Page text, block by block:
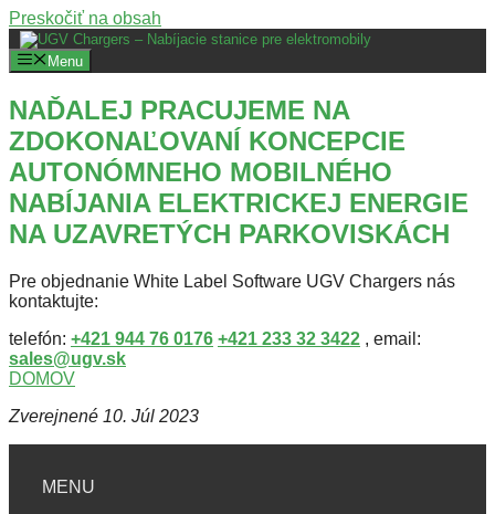
Preskočiť na obsah
Menu
NAĎALEJ PRACUJEME NA
ZDOKONAĽOVANÍ KONCEPCIE
AUTONÓMNEHO MOBILNÉHO
NABÍJANIA ELEKTRICKEJ ENERGIE
NA UZAVRETÝCH PARKOVISKÁCH
Pre objednanie White Label Software UGV Chargers nás
kontaktujte:
telefón: +421 944 76 0176 +421 233 32 3422 , email:
sales@ugv.sk
DOMOV
Zverejnené 10. Júl 2023
MENU